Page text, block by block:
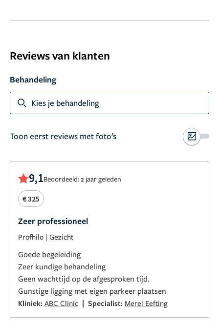
Reviews van klanten
Behandeling
Kies je behandeling
Toon eerst reviews met foto’s
9,1Beoordeeld: 2 jaar geleden
€ 325
Zeer professioneel
Profhilo | Gezicht
Goede begeleiding
Zeer kundige behandeling
Geen wachttijd op de afgesproken tijd.
Gunstige ligging met eigen parkeer plaatsen
Kliniek: ABC Clinic | Specialist: Merel Eefting